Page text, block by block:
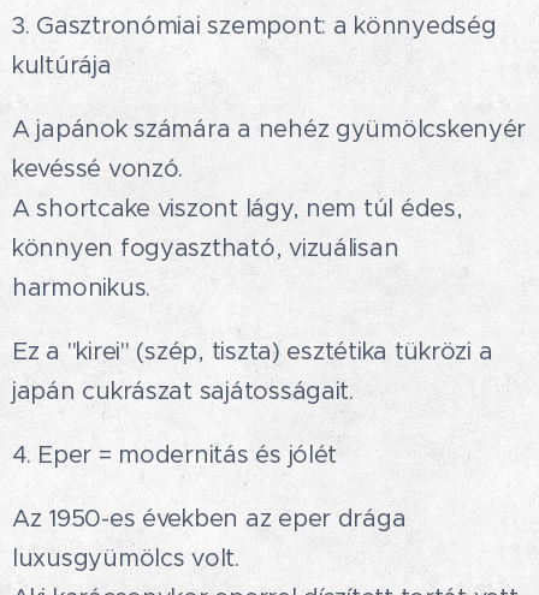
3. Gasztronómiai szempont: a könnyedség
kultúrája
A japánok számára a nehéz gyümölcskenyér
kevéssé vonzó.
A shortcake viszont lágy, nem túl édes,
könnyen fogyasztható, vizuálisan
harmonikus.😌
Ez a "kirei" (szép, tiszta) esztétika tükrözi a
japán cukrászat sajátosságait.✨
4. Eper = modernitás és jólét🍓
Az 1950-es években az eper drága
luxusgyümölcs volt.